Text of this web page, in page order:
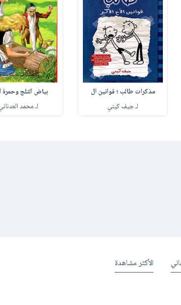
مذكرات طالب ؛ قوانين ال
لـ جيف كيني
بياض الثلج وحمرة
لـ محمد
الأكثر مشاهدة